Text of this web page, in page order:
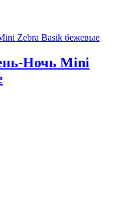
Ночь Mini